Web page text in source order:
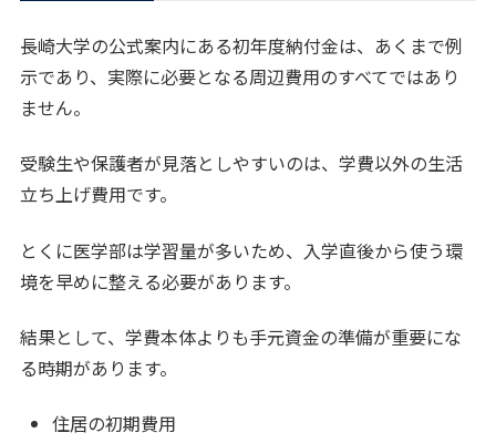
長崎大学の公式案内にある初年度納付金は、あくまで例
示であり、実際に必要となる周辺費用のすべてではあり
ません。
受験生や保護者が見落としやすいのは、学費以外の生活
立ち上げ費用です。
とくに医学部は学習量が多いため、入学直後から使う環
境を早めに整える必要があります。
結果として、学費本体よりも手元資金の準備が重要にな
る時期があります。
住居の初期費用